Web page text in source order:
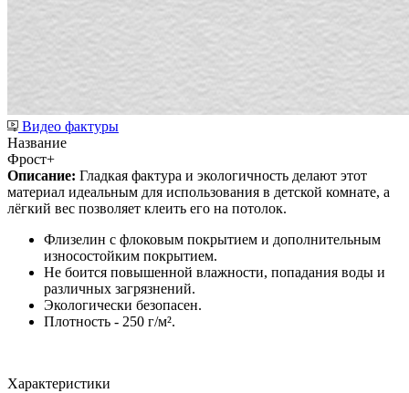
Видео фактуры
Название
Фрост+
Описание: Гладкая фактура и экологичность делают этот
материал идеальным для использования в детской комнате, а
лёгкий вес позволяет клеить его на потолок.
Флизелин с флоковым покрытием и дополнительным
износостойким покрытием.
Не боится повышенной влажности, попадания воды и
различных загрязнений.
Экологически безопасен.
Плотность - 250 г/м².
Характеристики